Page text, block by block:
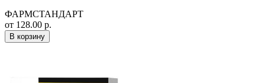
ФАРМСТАНДАРТ
от 128.00 р.
В корзину